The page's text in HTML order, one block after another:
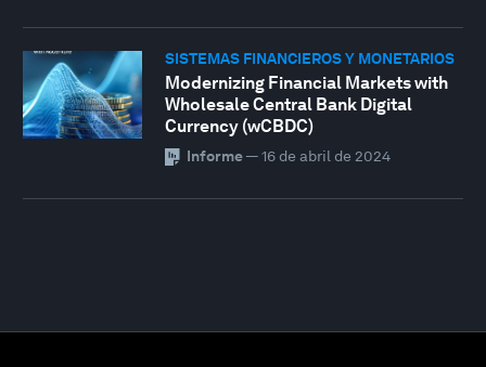
SISTEMAS FINANCIEROS Y MONETARIOS
Modernizing Financial Markets with
Wholesale Central Bank Digital
Currency (wCBDC)
Informe— 16 de abril de 2024